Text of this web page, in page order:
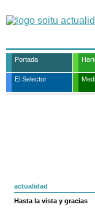
Portada
El Selector
actualidad
Hasta la vista y gracias